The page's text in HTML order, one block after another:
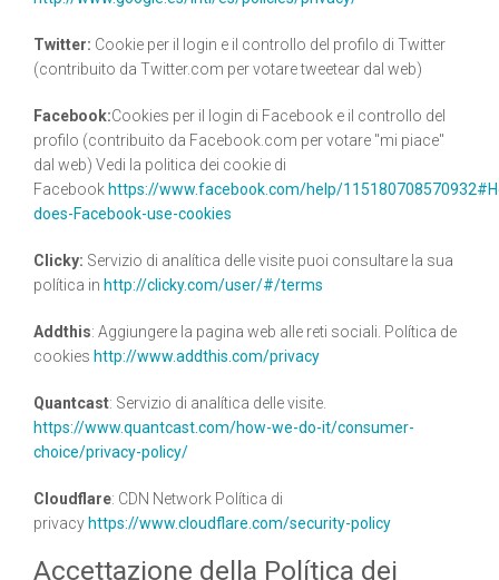
Twitter: Cookie per il login e il controllo del profilo di Twitter
(contribuito da Twitter.com per votare tweetear dal web)
Facebook:Cookies per il login di Facebook e il controllo del
profilo (contribuito da Facebook.com per votare "mi piace"
dal web) Vedi la politica dei cookie di
Facebook https://www.facebook.com/help/
does-Facebook-use-cookies
Clicky: Servizio di analítica delle visite puoi consultare la sua
política in http://clicky.com/user/#/terms
Addthis: Aggiungere la pagina web alle reti sociali. Política de
cookies http://www.addthis.com/privacy
Quantcast: Servizio di analítica delle visite.
https://www.quantcast.com/how-we-do-it/consumer-
choice/privacy-policy/
Cloudflare: CDN Network Política di
privacy https://www.cloudflare.com/security-policy
Accettazione della Política dei